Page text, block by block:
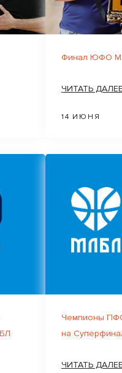
Финал ЮФО
ЧИТАТЬ ДАЛЕЕ
14 ИЮНЯ
Чемпионы
на
ЧИТАТЬ ДАЛЕЕ